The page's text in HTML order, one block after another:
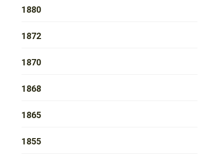
1880
1872
1870
1868
1865
1855